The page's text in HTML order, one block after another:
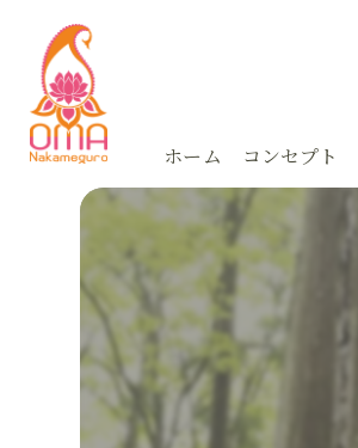
ホーム コンセプト